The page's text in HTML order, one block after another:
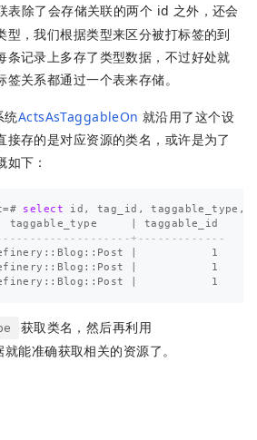
表除了会存储关联的两个 id 之外，还会
型，我们根据类型来区分被打标签的到
条记录上多存了类型数据，不过好处就
关系都通过一个表来存储。
统ActsAsTaggableOn 就沿用了这个设
接存的是对应资源的类名，或许是为了
下：
=# select id , tag_id , taggable_type ,
taggable_type
taggable_id
+-------------
:: Blog :: Post
1
:: Blog :: Post
1
:: Blog :: Post 1
获取类名，然后再利用
就能准确获取相关的资源了。